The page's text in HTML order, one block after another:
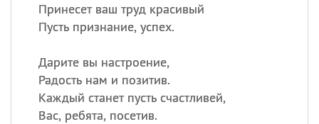
Принесет ваш труд красивый
Пусть признание, успех.
Дарите вы настроение,
Радость нам и позитив.
Каждый станет пусть счастливей,
Вас, ребята, посетив.
телевидения
Сегодня празднуют именины